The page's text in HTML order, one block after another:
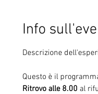
Info
Questo è il
Ritrovo alle 8.00 al